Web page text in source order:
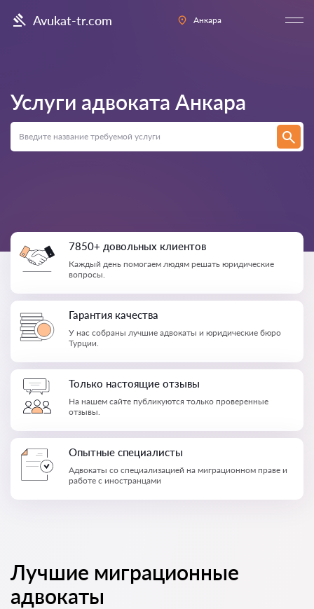
Avukat-tr.com Анкара
Услуги адвоката Анкара
7850+ довольных клиентов
Каждый день помогаем людям решать юридические
вопросы.
Гарантия качества
У нас собраны лучшие адвокаты и юридические бюро
Турции.
Только настоящие отзывы
На нашем сайте публикуются только проверенные
отзывы.
Опытные специалисты
Адвокаты со специализацией на миграционном праве и
работе с иностранцами
Лучшие миграционные
адвокаты